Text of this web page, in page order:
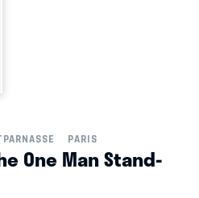
PARIS
One Man Stand-